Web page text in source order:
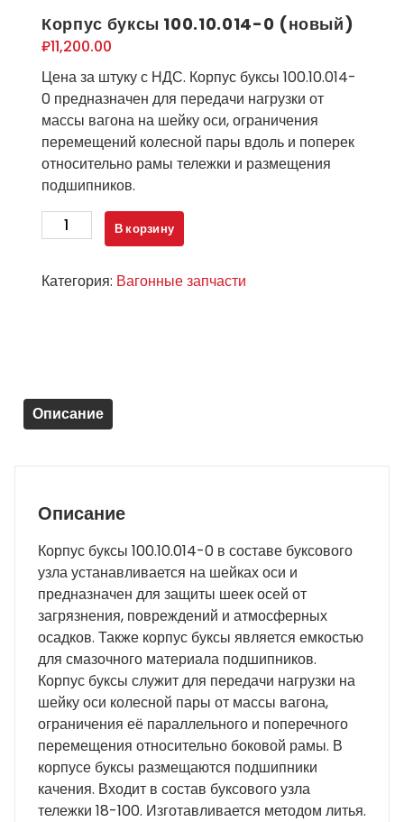
Корпус буксы 100.10.014-0 (новый)
₽11,200.00
Цена за штуку с НДС. Корпус буксы 100.10.014-
0 предназначен для передачи нагрузки от
массы вагона на шейку оси, ограничения
перемещений колесной пары вдоль и поперек
относительно рамы тележки и размещения
подшипников.
Количество
товара
буксы
В корзину
Категория: Вагонные запчасти
Описание
Описание
Корпус буксы 100.10.014-0 в составе буксового
узла устанавливается на шейках оси и
предназначен для защиты шеек осей от
загрязнения, повреждений и атмосферных
осадков. Также корпус буксы является емкостью
для смазочного материала подшипников.
Корпус буксы служит для передачи нагрузки на
шейку оси колесной пары от массы вагона,
ограничения её параллельного и поперечного
перемещения относительно боковой рамы. В
корпусе буксы размещаются подшипники
качения. Входит в состав буксового узла
тележки 18-100. Изготавливается методом литья.